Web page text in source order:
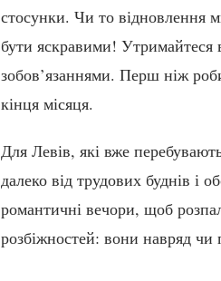
стосунки. Чи то відновлення
бути яскравими! Утримайтеся
зобов’язаннями. Перш ніж
кінця місяця.
Для Левів, які вже
далеко від трудових буднів і
романтичні вечори, щоб
розбіжностей: вони навряд чи